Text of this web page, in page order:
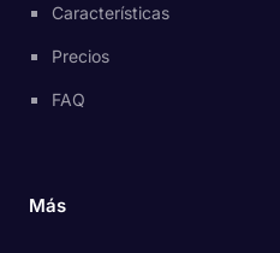
Características
Precios
FAQ
Más